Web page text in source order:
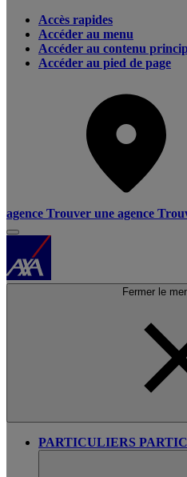
Accès rapides
Accéder au menu
Accéder au contenu
Accéder au pied de page
agence Trouver une agence
Fermer le
PARTICULIERS